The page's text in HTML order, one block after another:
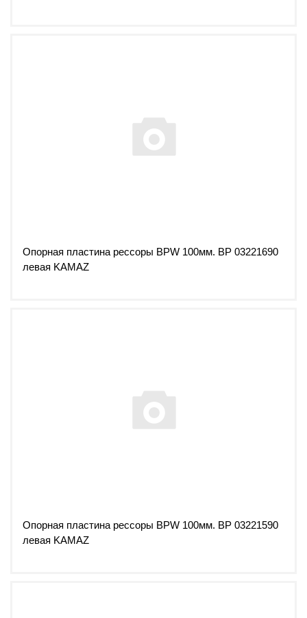
Опорная пластина рессоры BPW 100мм. ВР 03221690
левая KAMAZ
Опорная пластина рессоры BPW 100мм. ВР 03221590
левая KAMAZ